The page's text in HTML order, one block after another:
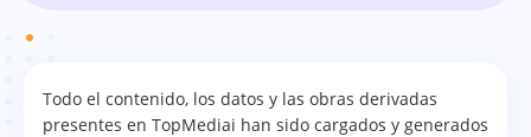
Todo el contenido, los datos y las obras derivadas
presentes en TopMediai han sido cargados y generados